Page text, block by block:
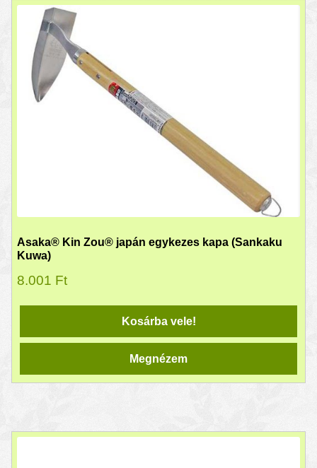
Asaka® Kin Zou® japán egykezes kapa (Sankaku
Kuwa)
8.001 Ft
Kosárba vele!
Megnézem